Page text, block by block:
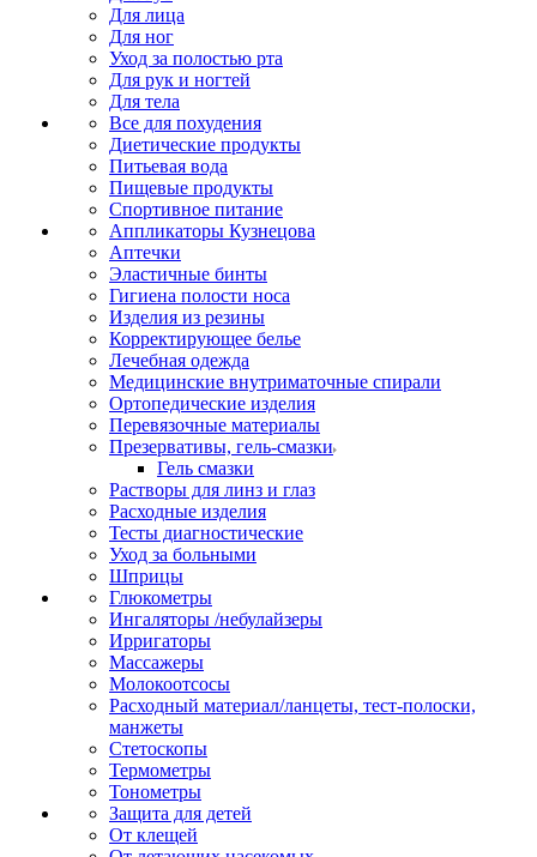
Для лица
Для ног
Уход за полостью рта
Для рук и ногтей
Для тела
Все для похудения
Диетические продукты
Питьевая вода
Пищевые продукты
Спортивное питание
Аппликаторы Кузнецова
Аптечки
Эластичные бинты
Гигиена полости носа
Изделия из резины
Корректирующее белье
Лечебная одежда
Медицинские внутриматочные спирали
Ортопедические изделия
Перевязочные материалы
Презервативы, гель-смазки
Гель смазки
Растворы для линз и глаз
Расходные изделия
Тесты диагностические
Уход за больными
Шприцы
Глюкометры
Ингаляторы /небулайзеры
Ирригаторы
Массажеры
Молокоотсосы
Расходный материал/ланцеты, тест-полоски,
манжеты
Стетоскопы
Термометры
Тонометры
Защита для детей
От клещей